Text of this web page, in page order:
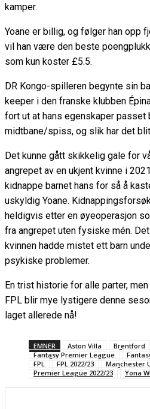
kamper.
Yoane er billig, og følger han opp
vil han være den beste
som kun koster £5.5.
DR Kongo-spilleren begynte sin
keeper i den franske klubben
fort ut at hans egenskaper passet
midtbane/spiss, og slik har det
Det kunne gått skikkelig gale for
angrepet av en ukjent kvinne i
kidnappe barnet hans for så å
uskyldig Yoane.
heldigvis etter en øyeoperasjon
fra angrepet uten fysiske mén.
kvinnen hadde mistet ett barn
psykiske problemer.
En trist historie for alle parter,
FPL blir mye lystigere denne
laget allerede nå!
EMNER Aston Villa Brentford
Fantasy Premier League
FPL
FPL 2022/23 Manchester
Premier League 2022/23
Yona